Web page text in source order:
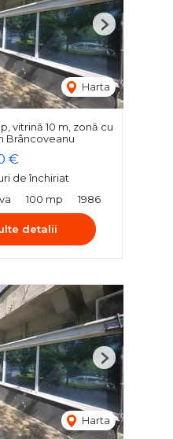
Harta
Next
vitrină 10 m, zonă cu
Brâncoveanu
€
de închiriat
100 mp 1986
detalii
Harta
Next